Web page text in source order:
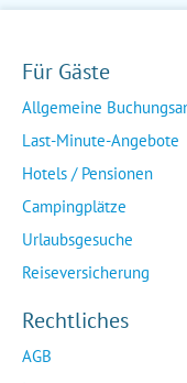
Für Gäste
Allgemeine
Last-Minute-Angebote
Hotels / Pensionen
Campingplätze
Urlaubsgesuche
Reiseversicherung
Rechtliches
AGB